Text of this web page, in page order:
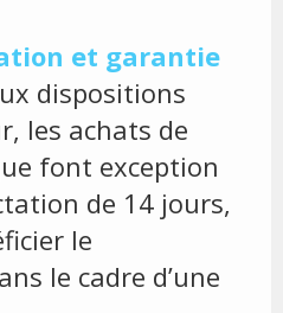
et garantie
dispositions
les achats de
font exception
de 14 jours,
le
le cadre d’une